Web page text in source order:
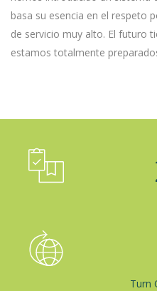
basa su esencia en el respeto
de servicio muy alto. El futuro
estamos totalmente
Turn